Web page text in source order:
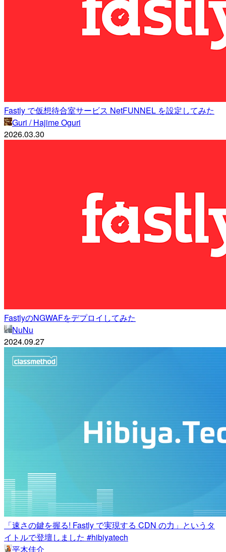
Fastly で仮想待合室サービス NetFUNNEL を設定してみた
Guri / Hajime Oguri
2026.03.30
FastlyのNGWAFをデプロイしてみた
NuNu
2024.09.27
「速さの鍵を握る! Fastly で実現する CDN の力」というタ
イトルで登壇しました #hibiyatech
平木佳介